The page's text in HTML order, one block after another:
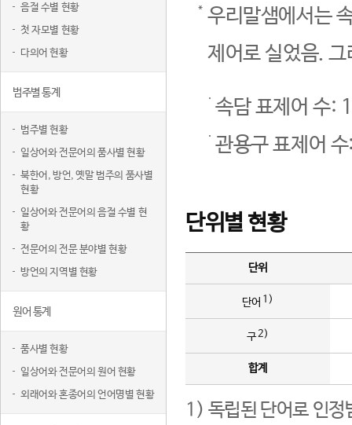
음절 수별 현황
첫 자모별 현황
다의어 현황
범주별 통계
범주별 현황
일상어와 전문어의 품사별 현황
북한어, 방언, 옛말 범주의 품사별
현황
일상어와 전문어의 음절 수별 현
황
전문어의 전문 분야별 현황
방언의 지역별 현황
원어 통계
품사별 현황
일상어와 전문어의 원어 현황
외래어와 혼종어의 언어명별 현황
우리말샘에서는
제어로 실었음.
속담 표제어 수:
관용구 표제어
단위별 현황
단위
단어 1)
구2)
합계
1) 독립된 단어로 인정